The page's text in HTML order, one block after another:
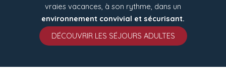
vraies vacances, à son rythme, dans un
environnement convivial et sécurisant.
DÉCOUVRIR LES SÉJOURS ADULTES